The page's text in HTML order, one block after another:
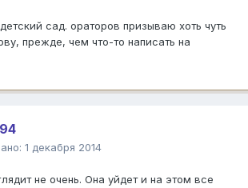
сад. ораторов призываю хоть чуть
прежде, чем что-то написать на
1 декабря 2014
не очень. Она уйдет и на этом все